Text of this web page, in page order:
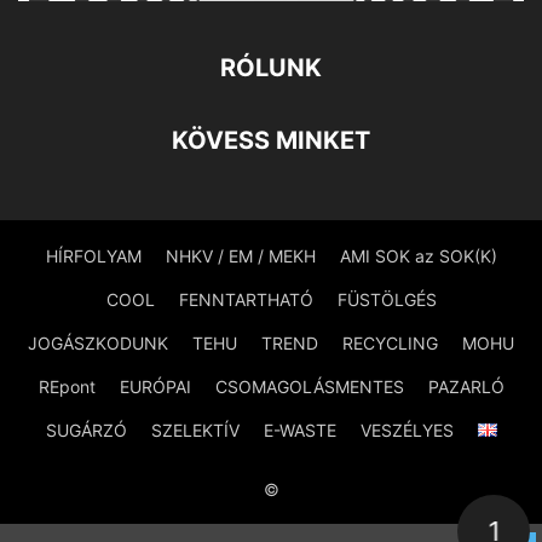
RÓLUNK
KÖVESS MINKET
HÍRFOLYAM NHKV / EM / MEKH AMI SOK az SOK(K)
COOL FENNTARTHATÓ FÜSTÖLGÉS
JOGÁSZKODUNK TEHU TREND RECYCLING MOHU
REpont EURÓPAI CSOMAGOLÁSMENTES PAZARLÓ
SUGÁRZÓ SZELEKTÍV E-WASTE VESZÉLYES
©
1